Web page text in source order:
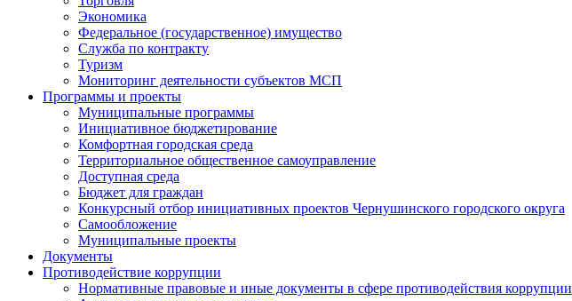
Экономика
Федеральное (государственное) имущество
Служба по контракту
Туризм
Мониторинг деятельности субъектов МСП
Программы и проекты
Муниципальные программы
Инициативное бюджетирование
Комфортная городская среда
Территориальное общественное самоуправление
Доступная среда
Бюджет для граждан
Конкурсный отбор инициативных проектов Чернушинского городского округа
Самообложение
Муниципальные проекты
Документы
Противодействие коррупции
Нормативные правовые и иные документы в сфере противодействия коррупции